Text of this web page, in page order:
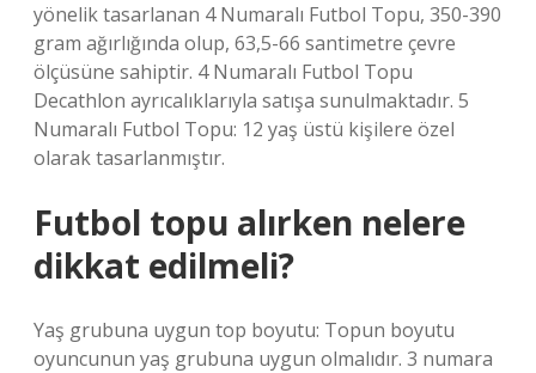
yönelik tasarlanan 4 Numaralı Futbol Topu, 350-390
gram ağırlığında olup, 63,5-66 santimetre çevre
ölçüsüne sahiptir. 4 Numaralı Futbol Topu
Decathlon ayrıcalıklarıyla satışa sunulmaktadır. 5
Numaralı Futbol Topu: 12 yaş üstü kişilere özel
olarak tasarlanmıştır.
Futbol topu alırken nelere
dikkat edilmeli?
Yaş grubuna uygun top boyutu: Topun boyutu
oyuncunun yaş grubuna uygun olmalıdır. 3 numara